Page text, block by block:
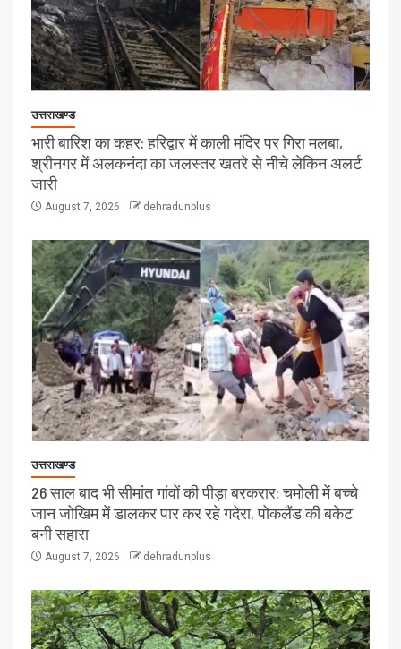
उत्तराखण्ड
भारी बारिश का कहर: हरिद्वार में काली मंदिर पर गिरा मलबा,
श्रीनगर में अलकनंदा का जलस्तर खतरे से नीचे लेकिन अलर्ट
जारी
August 7, 2026 dehradunplus
उत्तराखण्ड
26 साल बाद भी सीमांत गांवों की पीड़ा बरकरार: चमोली में बच्चे
जान जोखिम में डालकर पार कर रहे गदेरा, पोकलैंड की बकेट
बनी सहारा
August 7, 2026 dehradunplus